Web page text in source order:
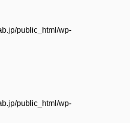
public_html/wp-
public_html/wp-